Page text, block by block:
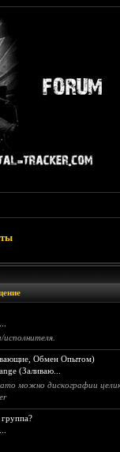
Обмен Опытом)
(Заливаю...
можно дискографии